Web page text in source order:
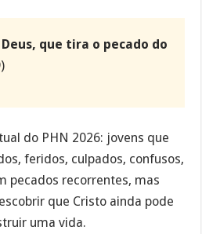
que tira o pecado do
do PHN 2026: jovens que
feridos, culpados, confusos,
pecados recorrentes, mas
que Cristo ainda pode
uma vida.